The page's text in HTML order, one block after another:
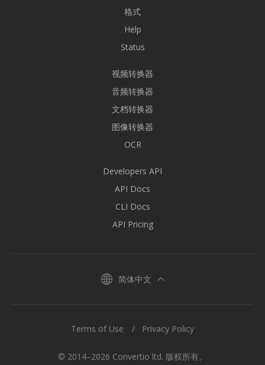
格式
Help
Status
视频转换器
音频转换器
文档转换器
图像转换器
OCR
Developers API
API Docs
CLI Docs
API Pricing
简体中文
© 2014–2026 Convertio ltd. 版权所有。
Terms of Use Privacy Policy